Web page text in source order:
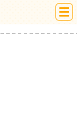
本ひろば